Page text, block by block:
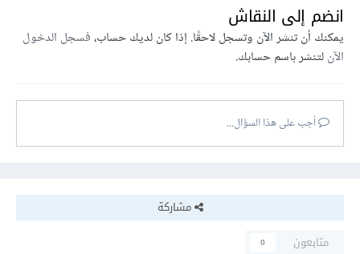
انضم إلى النقاش
يمكنك أن تنشر الآن وتسجل لاحقًا. إذا كان لديك حساب،فسجل الدخول
الآنلتنشر باسم حسابك.
أجب على هذا السؤال...
مشاركة
متابعون
0